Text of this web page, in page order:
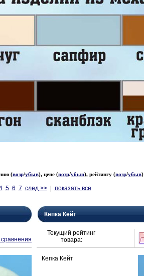
(возр/убыв), цене (возр/убыв), рейтингу (возр/убыв)
5 6 7 след >>| показать все
сравнения
Кепка Кейт
Текущий рейтинг
товара:
Кепка Кейт